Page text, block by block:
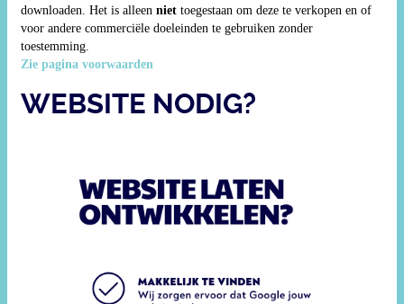
downloaden. Het is alleen niet toegestaan om deze te verkopen en of
voor andere commerciële doeleinden te gebruiken zonder
toestemming.
Zie pagina voorwaarden
WEBSITE NODIG?